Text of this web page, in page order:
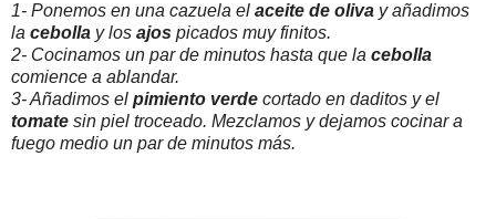
1- Ponemos en una cazuela el aceite de oliva y añadimos
la cebolla y los ajos picados muy finitos.
2- Cocinamos un par de minutos hasta que la cebolla
comience a ablandar.
3- Añadimos el pimiento verde cortado en daditos y el
tomate sin piel troceado. Mezclamos y dejamos cocinar a
fuego medio un par de minutos más.